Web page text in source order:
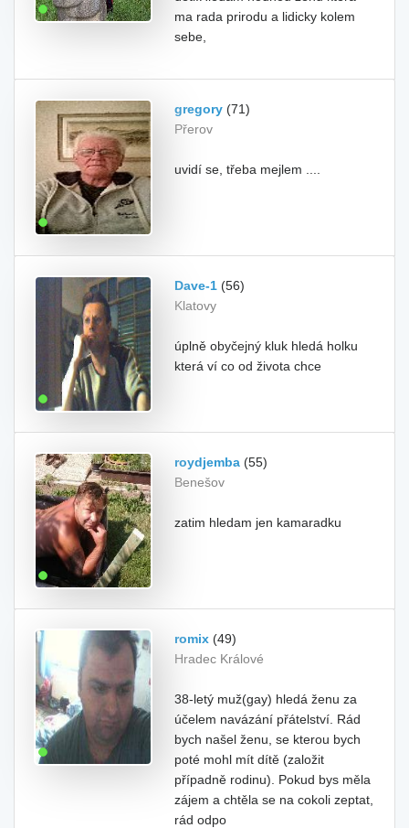
ma rada prirodu a lidicky kolem
sebe,
gregory (71)
Přerov
uvidí se, třeba mejlem ....
Dave-1 (56)
Klatovy
úplně obyčejný kluk hledá holku
která ví co od života chce
roydjemba (55)
Benešov
zatim hledam jen kamaradku
romix (49)
Hradec Králové
38-letý muž(gay) hledá ženu za
účelem navázání přátelství. Rád
bych našel ženu, se kterou bych
poté mohl mít dítě (založit
případně rodinu). Pokud bys měla
zájem a chtěla se na cokoli zeptat,
rád odpo